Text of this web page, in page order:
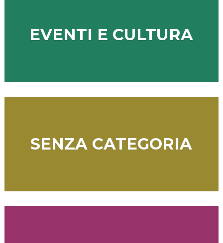
EVENTI E CULTURA
SENZA CATEGORIA